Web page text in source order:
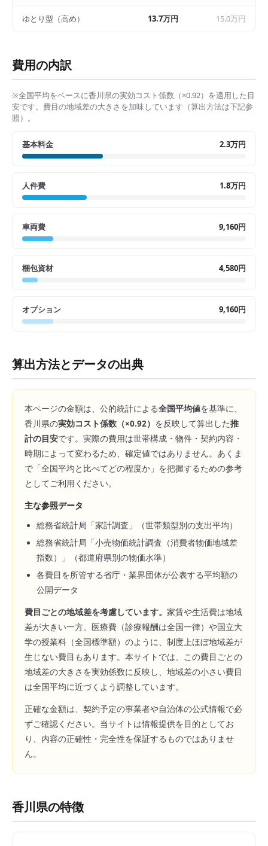
ゆとり型（高め） 13.7万円 15.0万円
費用の内訳
※全国平均をベースに香川県の実効コスト係数（×0.92）を適用した目
安です。費目の地域差の大きさを加味しています（算出方法は下記参
照）。
基本料金 2.3万円
人件費 1.8万円
車両費 9,160円
梱包資材 4,580円
オプション 9,160円
算出方法とデータの出典
本ページの金額は、公的統計による全国平均値を基準に、
香川県の実効コスト係数（×0.92） を反映して算出した推
計の目安です。実際の費用は世帯構成・物件・契約内容・
時期によって変わるため、確定値ではありません。あくま
で「全国平均と比べてどの程度か」を把握するための参考
としてご利用ください。
主な参照データ
総務省統計局「家計調査」（世帯類型別の支出平均）
総務省統計局「小売物価統計調査（消費者物価地域差
指数）」（都道府県別の物価水準）
各費目を所管する省庁・業界団体が公表する平均額の
公開データ
費目ごとの地域差を考慮しています。 家賃や生活費は地域
差が大きい一方、医療費（診療報酬は全国一律）や国立大
学の授業料（全国標準額）のように、制度上ほぼ地域差が
生じない費目もあります。本サイトでは、この費目ごとの
地域差の大きさを実効係数に反映し、地域差の小さい費目
は全国平均に近づくよう調整しています。
正確な金額は、契約予定の事業者や自治体の公式情報で必
ずご確認ください。当サイトは情報提供を目的としてお
り、内容の正確性・完全性を保証するものではありませ
ん。
香川県の特徴